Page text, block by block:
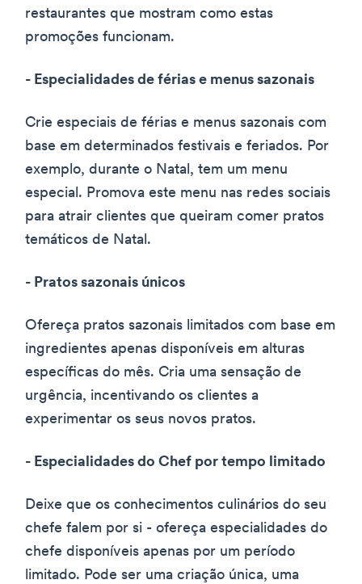
restaurantes que mostram como estas
promoções funcionam.
- Especialidades de férias e menus sazonais
Crie especiais de férias e menus sazonais com
base em determinados festivais e feriados. Por
exemplo, durante o Natal, tem um menu
especial. Promova este menu nas redes sociais
para atrair clientes que queiram comer pratos
temáticos de Natal.
- Pratos sazonais únicos
Ofereça pratos sazonais limitados com base em
ingredientes apenas disponíveis em alturas
específicas do mês. Cria uma sensação de
urgência, incentivando os clientes a
experimentar os seus novos pratos.
- Especialidades do Chef por tempo limitado
Deixe que os conhecimentos culinários do seu
chefe falem por si - ofereça especialidades do
chefe disponíveis apenas por um período
limitado. Pode ser uma criação única, uma